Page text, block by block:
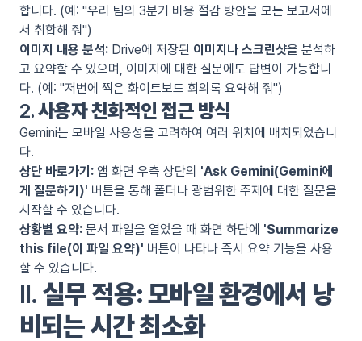
합니다. (예: "우리 팀의 3분기 비용 절감 방안을 모든 보고서에
서 취합해 줘")
이미지 내용 분석: Drive에 저장된 이미지나 스크린샷을 분석하
고 요약할 수 있으며, 이미지에 대한 질문에도 답변이 가능합니
다. (예: "저번에 찍은 화이트보드 회의록 요약해 줘")
2.사용자 친화적인 접근 방식
Gemini는 모바일 사용성을 고려하여 여러 위치에 배치되었습니
다.
상단 바로가기: 앱 화면 우측 상단의 'Ask Gemini(Gemini에
게 질문하기)' 버튼을 통해 폴더나 광범위한 주제에 대한 질문을
시작할 수 있습니다.
상황별 요약: 문서 파일을 열었을 때 화면 하단에 'Summarize
this file(이 파일 요약)' 버튼이 나타나 즉시 요약 기능을 사용
할 수 있습니다.
II. 실무 적용: 모바일 환경에서 낭
비되는 시간 최소화